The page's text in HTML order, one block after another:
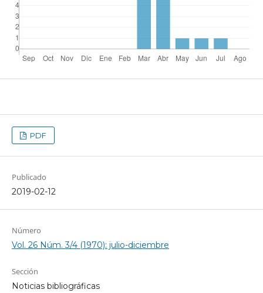
PDF
Publicado
2019-02-12
Número
Vol. 26 Núm. 3/4 (1970): julio-diciembre
Sección
Noticias bibliográficas